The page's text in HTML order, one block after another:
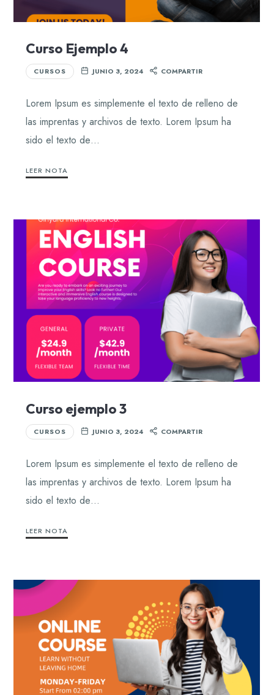
Curso Ejemplo 4
CURSOS JUNIO 3, 2024 COMPARTIR
Lorem Ipsum es simplemente el texto de relleno de
las imprentas y archivos de texto. Lorem Ipsum ha
sido el texto de…
LEER NOTA
Curso ejemplo 3
CURSOS JUNIO 3, 2024 COMPARTIR
Lorem Ipsum es simplemente el texto de relleno de
las imprentas y archivos de texto. Lorem Ipsum ha
sido el texto de…
LEER NOTA